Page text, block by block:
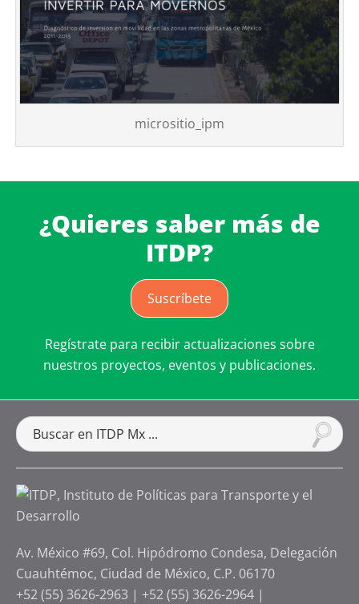
micrositio_ipm
¿Quieres saber más de
ITDP?
Suscríbete
Regístrate para recibir actualizaciones sobre
nuestros proyectos, eventos y publicaciones.
Av. México #69, Col. Hipódromo Condesa, Delegación
Cuauhtémoc, Ciudad de México, C.P. 06170
+52 (55) 3626-2963 | +52 (55) 3626-2964 |